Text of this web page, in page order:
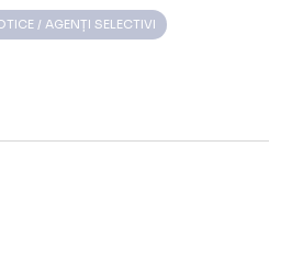
/ AGENȚI SELECTIVI